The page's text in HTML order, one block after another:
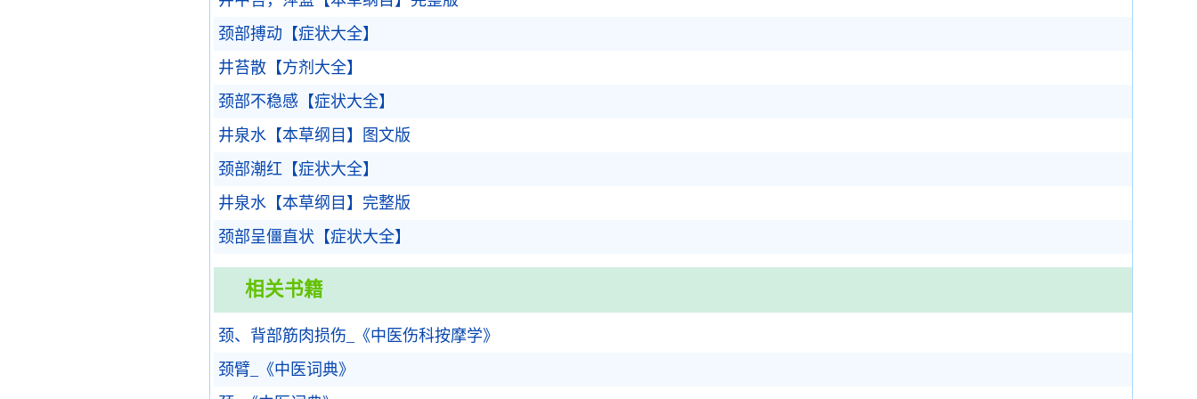
颈部搏动【症状大全】
井苔散【方剂大全】
颈部不稳感【症状大全】
井泉水【本草纲目】图文版
颈部潮红【症状大全】
井泉水【本草纲目】完整版
颈部呈僵直状【症状大全】
相关书籍
颈、背部筋肉损伤_《中医伤科按摩学》
颈臂_《中医词典》